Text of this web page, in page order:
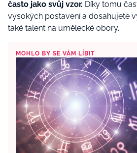
často jako svůj vzor. Díky tomu
vysokých postavení a dosahujete
také talent na umělecké obory.
MOHLO BY SE VÁM LÍBIT